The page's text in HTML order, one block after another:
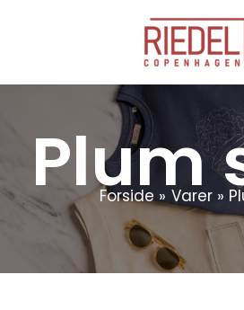
Plum
Forside Varer